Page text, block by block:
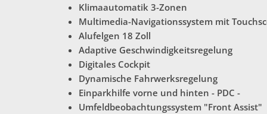
Klimaautomatik 3-Zonen
Multimedia-Navigationssystem mit
Alufelgen 18 Zoll
Adaptive Geschwindigkeitsregelung
Digitales Cockpit
Dynamische Fahrwerksregelung
Einparkhilfe vorne und hinten - PDC -
Umfeldbeobachtungssystem "Front Assist"